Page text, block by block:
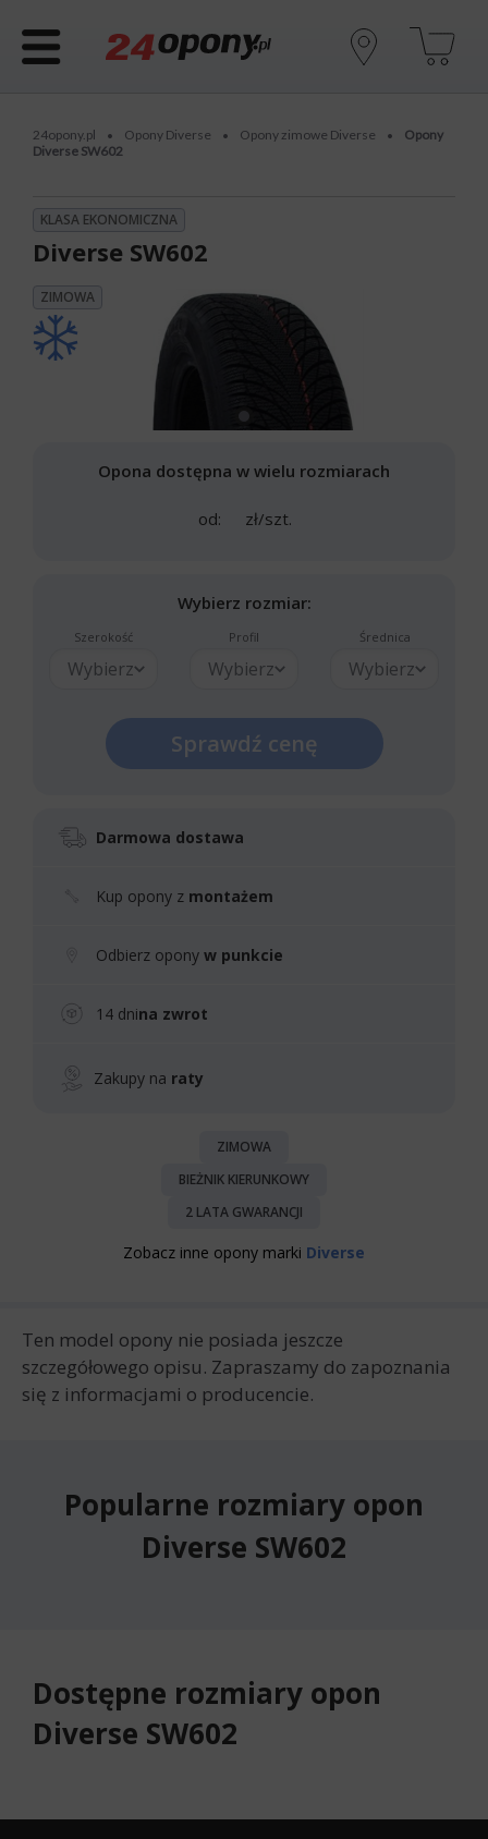
24opony.pl • Opony Diverse • Opony zimowe Diverse •
Opony
Diverse SW602
KLASA EKONOMICZNA
Diverse SW602
ZIMOWA
Opona dostępna w wielu rozmiarach
od: zł/szt.
Wybierz rozmiar:
Szerokość
Wybierz
Profil
Wybierz
Średnica
Wybierz
Sprawdź cenę
Darmowa dostawa
Kup opony z montażem
Odbierz opony w punkcie
14 dnina zwrot
Zakupy na raty
ZIMOWA
BIEŻNIK KIERUNKOWY
2 LATA GWARANCJI
Zobacz inne opony marki Diverse
Ten model opony nie posiada jeszcze
szczegółowego opisu. Zapraszamy do zapoznania
się z informacjami o producencie.
Popularne rozmiary opon
Diverse SW602
Dostępne rozmiary opon
Diverse SW602